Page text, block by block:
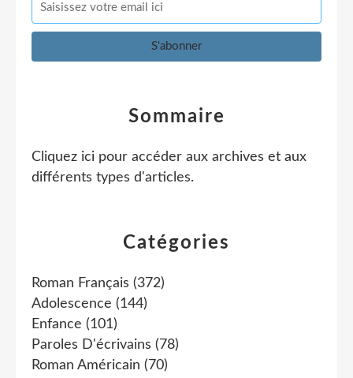
Catégories
Roman Français (372)
Adolescence (144)
Enfance (101)
Paroles D'écrivains (78)
Roman Américain (70)
Sommaire
Cliquez ici pour accéder aux archives et aux
différents types d'articles.